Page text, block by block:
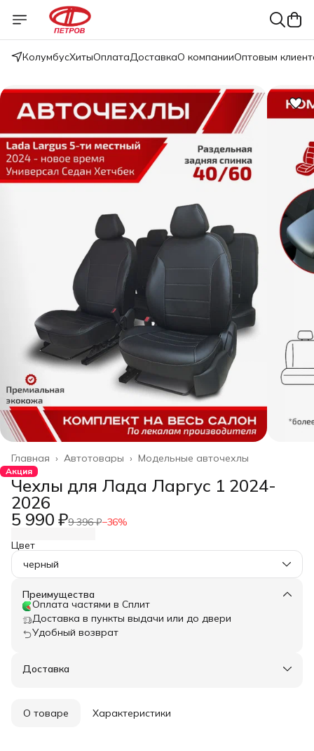
КолумбусХитыОплатаДоставкаО компанииОптовым
Модельные авточехлы
Автотовары ›
Главная ›
Акция
Чехлы для Лада Ларгус 1 2024-
2026
5 990 ₽9 396 ₽−36%
Цвет
черный
Преимущества
Оплата частями в Сплит
Доставка в пункты выдачи или до двери
Удобный возврат
Доставка
О товаре Характеристики